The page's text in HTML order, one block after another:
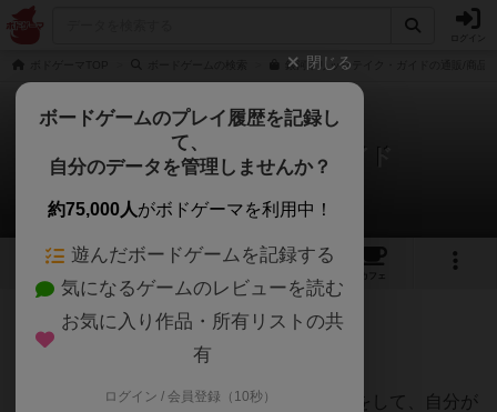
銀河トリックテイク・ガイドの通販/商品
銀河トリックテイク・ガイド
うらまこさんのレビュー
4 2
カフェ
107名 1名 0 7ヶ月前
ゲシェンクをしてからトリックテイキングをして、自分が
閉じる
ボードゲームのプレイ履歴を記録し
て、
自分のデータを管理しませんか？
約75,000人がボドゲーマを利用中！
遊んだボードゲームを記録する
気になるゲームのレビューを読む
お気に入り作品・所有リストの共
有
ログイン / 会員登録（10秒）